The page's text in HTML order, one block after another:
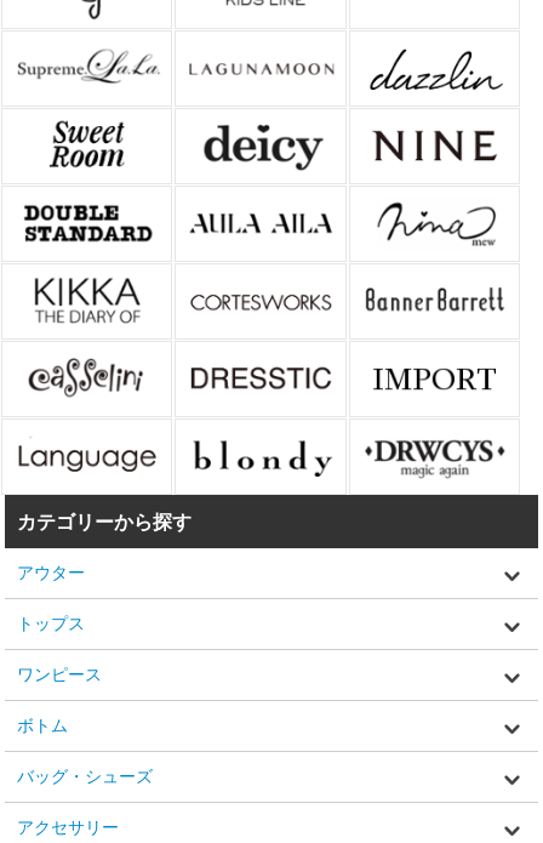
カテゴリーから探す
アウター
トップス
ワンピース
ボトム
バッグ・シューズ
アクセサリー